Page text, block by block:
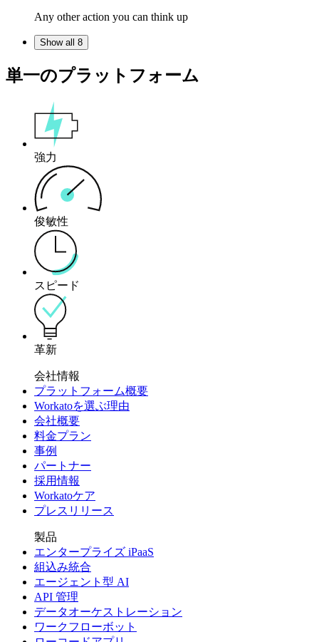
Any other action you can think up
Show all 8
単一のプラットフォーム
強力
俊敏性
スピード
革新
会社情報
プラットフォーム概要
Workatoを選ぶ理由
会社概要
料金プラン
事例
パートナー
採用情報
Workatoケア
プレスリリース
製品
エンタープライズ iPaaS
組込み統合
エージェント型 AI
API 管理
データオーケストレーション
ワークフローボット